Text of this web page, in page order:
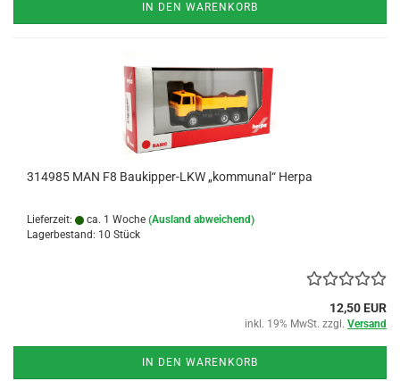
IN DEN WARENKORB
314985 MAN F8 Baukipper-LKW „kommunal“ Herpa
Lieferzeit: ca. 1 Woche (Ausland abweichend)
Lagerbestand: 10 Stück
12,50 EUR
inkl. 19% MwSt. zzgl. Versand
IN DEN WARENKORB